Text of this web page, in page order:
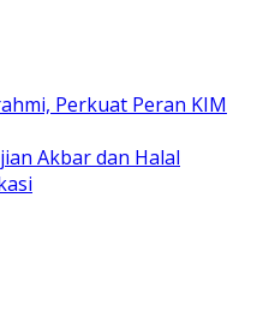
Perkuat Peran KIM
Akbar dan Halal